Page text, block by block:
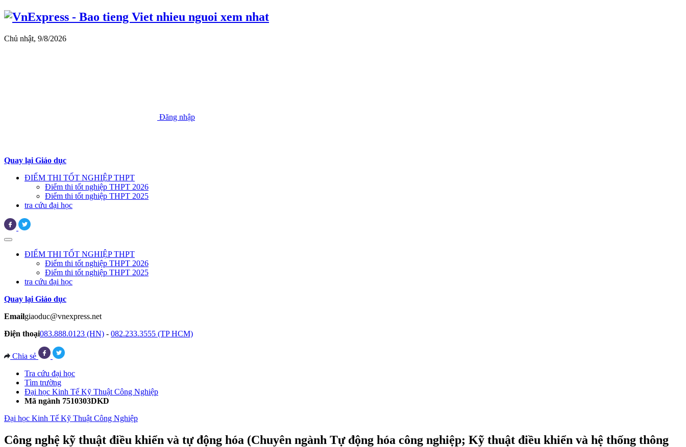
Chủ nhật, 9/8/2026
Đăng nhập
Quay lại Giáo dục
ĐIỂM THI TỐT NGHIỆP THPT
Điểm thi tốt nghiệp THPT 2026
Điểm thi tốt nghiệp THPT 2025
tra cứu đại học
ĐIỂM THI TỐT NGHIỆP THPT
Điểm thi tốt nghiệp THPT 2026
Điểm thi tốt nghiệp THPT 2025
tra cứu đại học
Quay lại Giáo dục
Emailgiaoduc@vnexpress.net
Điện thoại083.888.0123 (HN) - 082.233.3555 (TP HCM)
Chia sẻ
Tra cứu đại học
Tìm trường
Đại học Kinh Tế Kỹ Thuật Công Nghiệp
Mã ngành 7510303DKD
Đại học Kinh Tế Kỹ Thuật Công Nghiệp
Công nghệ kỹ thuật điều khiển và tự động hóa (Chuyên ngành Tự động hóa công nghiệp; Kỹ thuật điều khiển và hệ thống thông